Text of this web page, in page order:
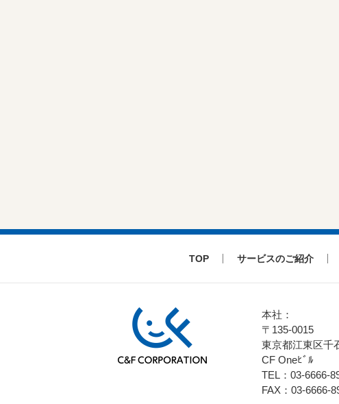
TOP サービスのご紹介
本社：
〒135-0015
東京都江東区千
CF Oneﾋﾞﾙ
TEL：03-6666-
FAX：03-6666-